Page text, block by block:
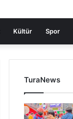
Kültür Spor
TuraNews